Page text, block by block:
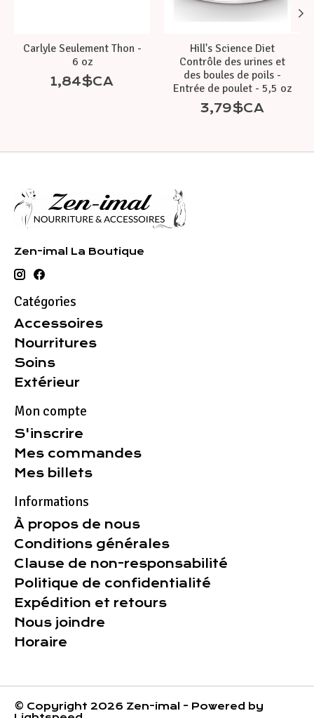
Carlyle Seulement Thon -
6 oz
1,84$CA
Hill's Science Diet
Contrôle des urines et
des boules de poils -
Entrée de poulet - 5,5 oz
3,79$CA
Zen-imal La Boutique
Catégories
Accessoires
Nourritures
Soins
Extérieur
Mon compte
S'inscrire
Mes commandes
Mes billets
Informations
À propos de nous
Conditions générales
Clause de non-responsabilité
Politique de confidentialité
Expédition et retours
Nous joindre
Horaire
© Copyright 2026 Zen-imal - Powered by